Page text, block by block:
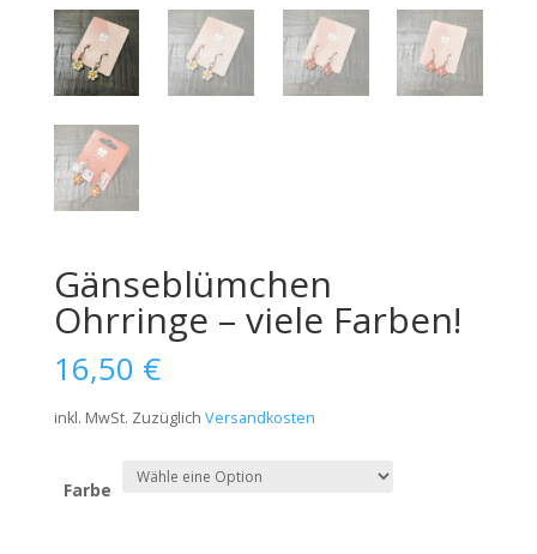
Gänseblümchen
Ohrringe – viele Farben!
16,50 €
inkl. MwSt. Zuzüglich Versandkosten
Farbe